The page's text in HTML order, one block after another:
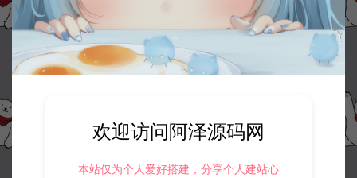
欢迎访问阿泽源码网
本站仅为个人爱好搭建，分享个人建站心